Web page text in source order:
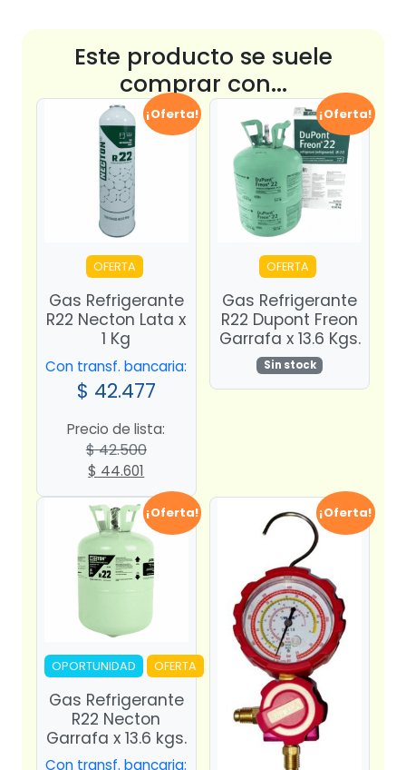
Este producto se suele
comprar con...
¡Oferta!
OFERTA
Gas Refrigerante
R22 Necton Lata x
1 Kg
Con transf. bancaria:
$ 42.477
Precio de lista:
$42.500
El
original
era:
$ 42.500.
$ 44.601
precio
actual
es:
$ 44.601.
¡Oferta!
OFERTA
Gas Refrigerante
R22 Dupont Freon
Garrafa x 13.6 Kgs.
Sin stock
¡Oferta!
OPORTUNIDAD OFERTA
Gas Refrigerante
R22 Necton
Garrafa x 13.6 kgs.
Con transf. bancaria:
¡Oferta!